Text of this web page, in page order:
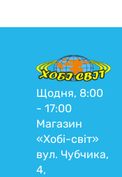
Щодня, 8:00
- 17:00
Магазин
«Хобі-світ»
вул. Чубчика,
4,